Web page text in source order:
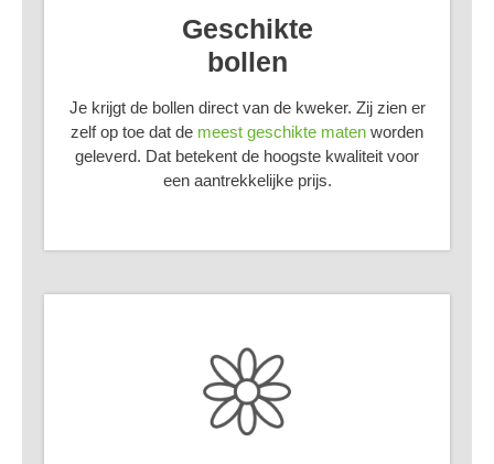
Geschikte
bollen
Je krijgt de bollen direct van de kweker. Zij zien er
zelf op toe dat de meest geschikte maten worden
geleverd. Dat betekent de hoogste kwaliteit voor
een aantrekkelijke prijs.